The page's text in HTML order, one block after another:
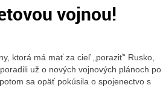
vojnou!
ktorá má mať za cieľ „poraziť“ Rusko,
už o nových vojnových plánoch po
sa opäť pokúsila o spojenectvo s